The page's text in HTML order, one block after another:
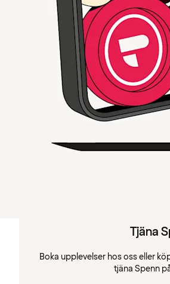
Tjäna
Boka upplevelser hos oss eller
tjäna Spenn